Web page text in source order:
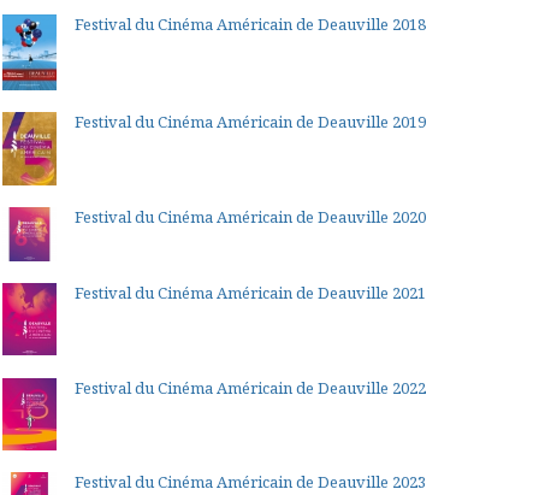
Festival du Cinéma Américain de Deauville 2018
Festival du Cinéma Américain de Deauville 2019
Festival du Cinéma Américain de Deauville 2020
Festival du Cinéma Américain de Deauville 2021
Festival du Cinéma Américain de Deauville 2022
Festival du Cinéma Américain de Deauville 2023